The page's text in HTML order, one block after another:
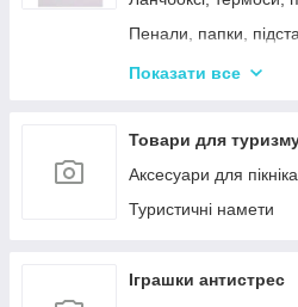
Пенали, папки,
Фарбі, пензлики,
Зошити, блокноти,
Наклейки, стікери,
Кольоровий папір,
Циркулі, лінійки,
Показати все
Товари для
Аксесуари для пікніка
Туристичні намети
Іграшки антистрес